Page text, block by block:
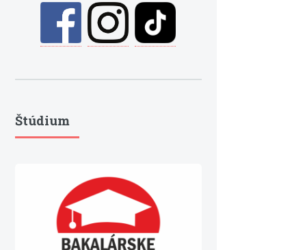
Štúdium